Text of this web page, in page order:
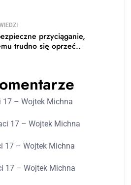
przyciąganie,
trudno się oprzeć..
17 – Wojtek Michna
17 – Wojtek Michna
17 – Wojtek Michna
17 – Wojtek Michna